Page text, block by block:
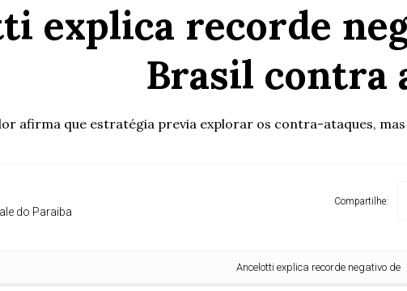
explica recorde
Brasil contra
afirma que estratégia previa explorar os contra-ataques,
do Paraiba
Compartilhe:
Ancelotti explica recorde negativo de posse